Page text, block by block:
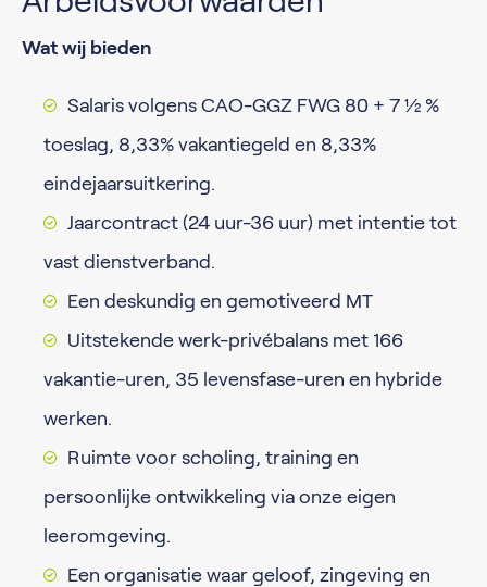
Wat wij bieden
Salaris volgens CAO-GGZ FWG 80 + 7 ½ %
toeslag, 8,33% vakantiegeld en 8,33%
eindejaarsuitkering.
Jaarcontract (24 uur-36 uur) met intentie tot
vast dienstverband.
Een deskundig en gemotiveerd MT
Uitstekende werk-privébalans met 166
vakantie-uren, 35 levensfase-uren en hybride
werken.
Ruimte voor scholing, training en
persoonlijke ontwikkeling via onze eigen
leeromgeving.
Een organisatie waar geloof, zingeving en